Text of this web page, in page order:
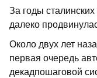
За годы
далеко
Около двух лет
первая очередь
декадпошаговой